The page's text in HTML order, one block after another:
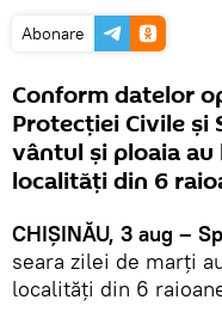
Abonare
Conform datelor
Protecției Civile și
vântul și ploaia
localități din 6
CHIŞINĂU, 3 aug –
seara zilei de marţi
localități din 6